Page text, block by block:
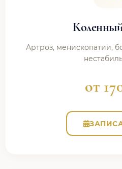
Коленный
Артроз, менископатии,
от